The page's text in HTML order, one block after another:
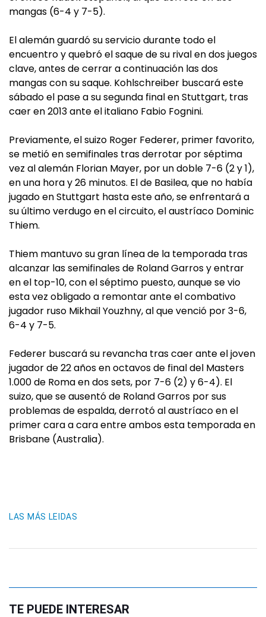
mangas (6-4 y 7-5).
El alemán guardó su servicio durante todo el
encuentro y quebró el saque de su rival en dos juegos
clave, antes de cerrar a continuación las dos
mangas con su saque. Kohlschreiber buscará este
sábado el pase a su segunda final en Stuttgart, tras
caer en 2013 ante el italiano Fabio Fognini.
Previamente, el suizo Roger Federer, primer favorito,
se metió en semifinales tras derrotar por séptima
vez al alemán Florian Mayer, por un doble 7-6 (2 y 1),
en una hora y 26 minutos. El de Basilea, que no había
jugado en Stuttgart hasta este año, se enfrentará a
su último verdugo en el circuito, el austríaco Dominic
Thiem.
Thiem mantuvo su gran línea de la temporada tras
alcanzar las semifinales de Roland Garros y entrar
en el top-10, con el séptimo puesto, aunque se vio
esta vez obligado a remontar ante el combativo
jugador ruso Mikhail Youzhny, al que venció por 3-6,
6-4 y 7-5.
Federer buscará su revancha tras caer ante el joven
jugador de 22 años en octavos de final del Masters
1.000 de Roma en dos sets, por 7-6 (2) y 6-4). El
suizo, que se ausentó de Roland Garros por sus
problemas de espalda, derrotó al austríaco en el
primer cara a cara entre ambos esta temporada en
Brisbane (Australia).
LAS MÁS LEIDAS
TE PUEDE INTERESAR